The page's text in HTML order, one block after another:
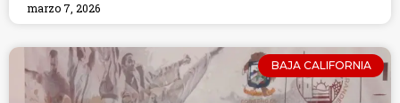
marzo 7, 2026
BAJA CALIFORNIA